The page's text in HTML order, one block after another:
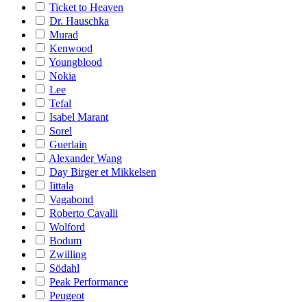
Ticket to Heaven
Dr. Hauschka
Murad
Kenwood
Youngblood
Nokia
Lee
Tefal
Isabel Marant
Sorel
Guerlain
Alexander Wang
Day Birger et Mikkelsen
Iittala
Vagabond
Roberto Cavalli
Wolford
Bodum
Zwilling
Södahl
Peak Performance
Peugeot